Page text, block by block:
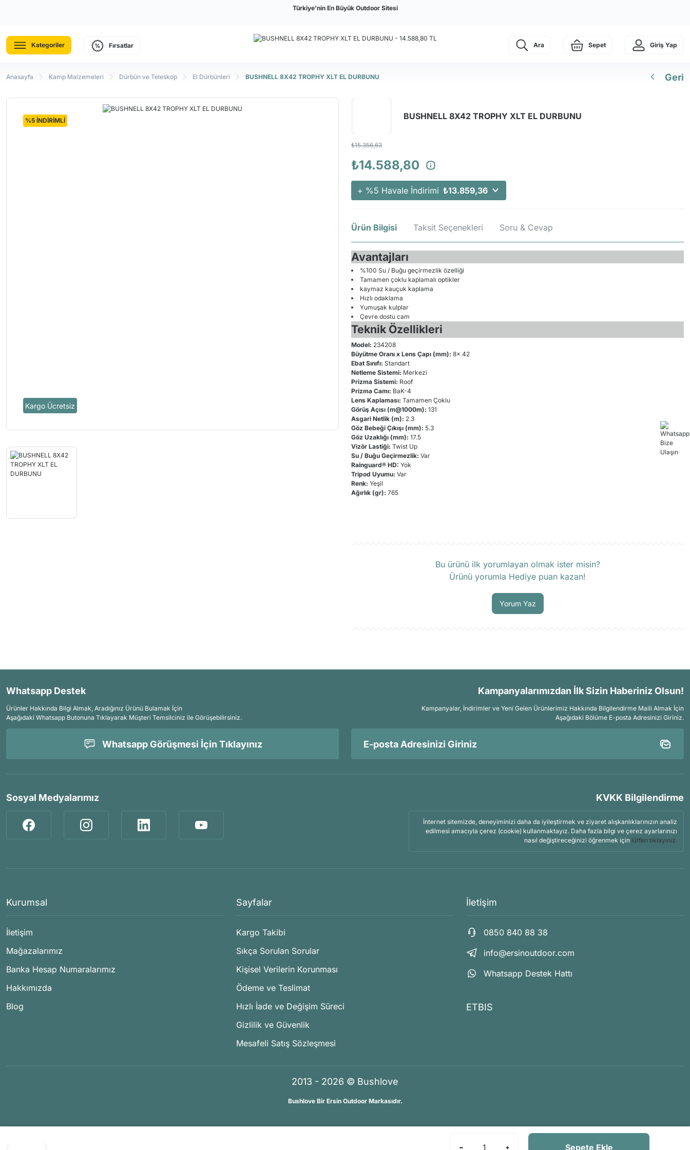
Türkiye'nin En Büyük Outdoor Sitesi
Kategoriler Fırsatlar Ara Sepet Giriş Yap
Anasayfa Kamp Malzemeleri Dürbün ve Teleskop El Dürbünleri BUSHNELL 8X42 TROPHY XLT EL DURBUNU Geri
Sepete Ekle
Kargo Ücretsiz
%5 İNDİRİMLİ BUSHNELL 8X42 TROPHY XLT EL DURBUNU
₺15.356,63
₺14.588,80
+ %5 Havale İndirimi ₺13.859,36
Ürün Bilgisi Taksit Seçenekleri Soru & Cevap
Avantajları
%100 Su / Buğu geçirmezlik özelliği
Tamamen çoklu kaplamalı optikler
kaymaz kauçuk kaplama
Hızlı odaklama
Yumuşak kulplar
Çevre dostu cam
Teknik Özellikleri
Model: 234208
Büyütme Oranı x Lens Çapı (mm): 8x 42
Ebat Sınıfı: Standart
Netleme Sistemi: Merkezi
Prizma Sistemi: Roof
Prizma Camı: BaK-4
Lens Kaplaması: Tamamen Çoklu
Görüş Açısı (m@1000m): 131
Asgari Netlik (m): 2.3
Göz Bebeği Çıkışı (mm): 5.3
Göz Uzaklığı (mm): 17.5
Vizör Lastiği: Twist Up
Su / Buğu Geçirmezlik: Var
Rainguard® HD: Yok
Tripod Uyumu: Var
Renk: Yeşil
Ağırlık (gr): 765
Bu ürünü ilk yorumlayan olmak ister misin?
Ürünü yorumla Hediye puan kazan!
Yorum Yaz
Whatsapp Destek
Ürünler Hakkında Bilgi Almak, Aradığınız Ürünü Bulamak İçin
Aşağıdaki Whatsapp Butonuna Tıklayarak Müşteri Temsilciniz ile Görüşebilirsiniz.
Whatsapp Görüşmesi İçin Tıklayınız
Kampanyalarımızdan İlk Sizin Haberiniz Olsun!
Kampanyalar, İndirimler ve Yeni Gelen Ürünlerimiz Hakkında Bilgilendirme Maili Almak İçin
Aşağıdaki Bölüme E-posta Adresinizi Giriniz.
Sosyal Medyalarımız KVKK Bilgilendirme
İnternet sitemizde, deneyiminizi daha da iyileştirmek ve ziyaret alışkanlıklarınızın analiz
edilmesi amacıyla çerez (cookie) kullanmaktayız. Daha fazla bilgi ve çerez ayarlarınızı
nasıl değiştireceğinizi öğrenmek için lütfen tıklayınız.
Kurumsal
İletişim
Mağazalarımız
Banka Hesap Numaralarımız
Hakkımızda
Blog
Sayfalar
Kargo Takibi
Sıkça Sorulan Sorular
Kişisel Verilerin Korunması
Ödeme ve Teslimat
Hızlı İade ve Değişim Süreci
Gizlilik ve Güvenlik
Mesafeli Satış Sözleşmesi
İletişim
0850 840 88 38
info@ersinoutdoor.com
Whatsapp Destek Hattı
ETBIS
2013 - 2026 © Bushlove
Bushlove Bir Ersin Outdoor Markasıdır.